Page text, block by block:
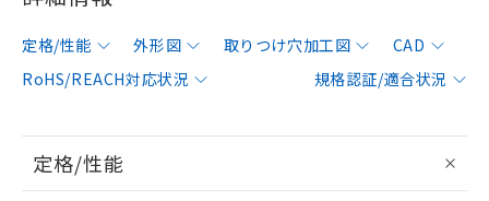
定格/性能 外形図 取りつけ穴加工図
CAD
RoHS/REACH対応状況
規格認証/適合状況
定格/性能